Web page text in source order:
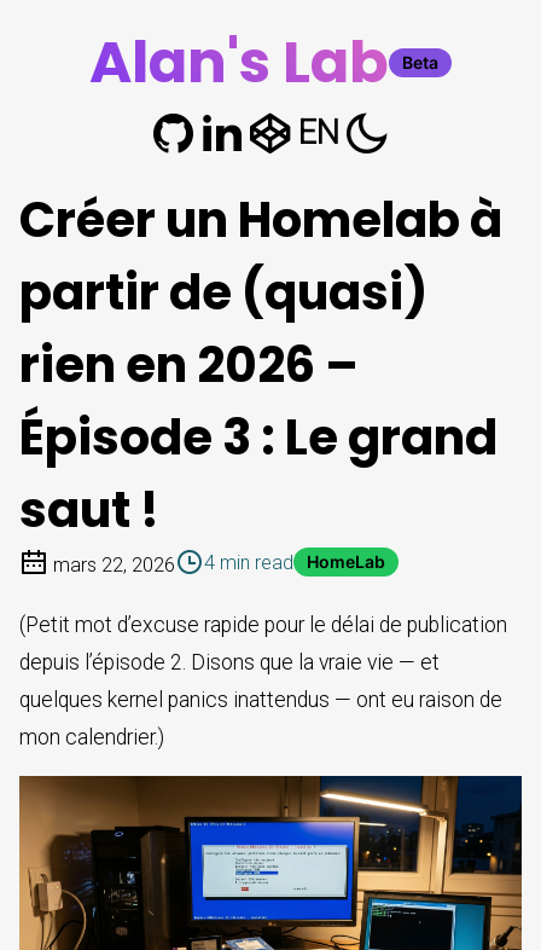
Alan's Lab Beta
EN
Créer un Homelab à
partir de (quasi)
rien en 2026 –
Épisode 3 : Le grand
saut !
mars 22, 2026 4 min read HomeLab
(Petit mot d’excuse rapide pour le délai de publication
depuis l’épisode 2. Disons que la vraie vie — et
quelques kernel panics inattendus — ont eu raison de
mon calendrier.)